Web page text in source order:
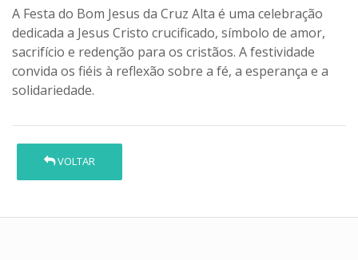
A Festa do Bom Jesus da Cruz Alta é uma celebração
dedicada a Jesus Cristo crucificado, símbolo de amor,
sacrifício e redenção para os cristãos. A festividade
convida os fiéis à reflexão sobre a fé, a esperança e a
solidariedade.
VOLTAR